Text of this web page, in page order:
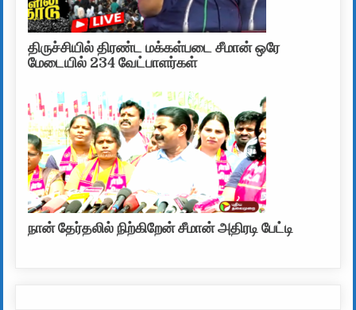
திருச்சியில் திரண்ட மக்கள்படை சீமான் ஒரே
மேடையில் 234 வேட்பாளர்கள்
நான் தேர்தலில் நிற்கிறேன் சீமான் அதிரடி பேட்டி